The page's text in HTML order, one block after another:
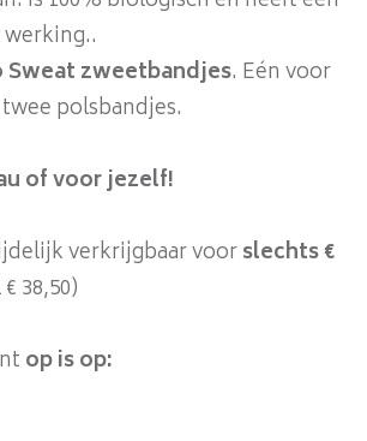
Sweat zweetbandjes. Eén voor
polsbandjes.
of voor jezelf!
verkrijgbaar voorslechts €
38,50)
op is op: